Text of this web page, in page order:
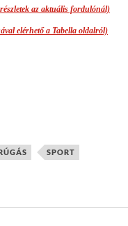
az aktuális fordulónál)
elérhető a Tabella oldalról)
SPORT